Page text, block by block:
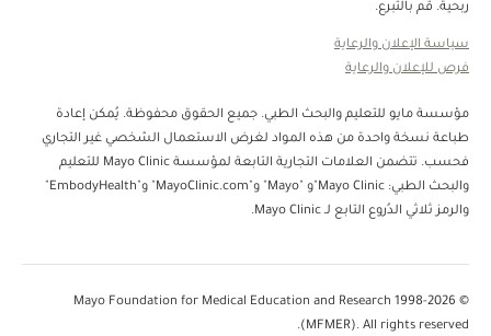
ربحية. قم بالتبرع.
سياسة الإعلان والرعاية
فرص للإعلان والرعاية
مؤسسة مايو للتعليم والبحث الطبي. جميع الحقوق محفوظة. يُمكن إعادة
طباعة نسخة واحدة من هذه المواد لغرض الاستعمال الشخصي غير التجاري
فحسب. تتضمن العلامات التجارية التابعة لمؤسسة Mayo Clinic للتعليم
والبحث الطبي: Mayo Clinic"و "Mayo" و"MayoClinic.com" و"EmbodyHealth"
والرمز ثلاثي الدُروع التابع لـ Mayo Clinic.
© 1998-2026 Mayo Foundation for Medical Education and Research
(MFMER). All rights reserved.